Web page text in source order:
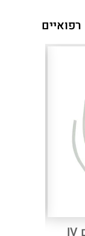
סימולציה לפתיחת ורידים IV